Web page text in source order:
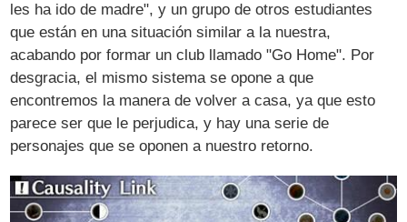
les ha ido de madre", y un grupo de otros estudiantes
que están en una situación similar a la nuestra,
acabando por formar un club llamado "Go Home". Por
desgracia, el mismo sistema se opone a que
encontremos la manera de volver a casa, ya que esto
parece ser que le perjudica, y hay una serie de
personajes que se oponen a nuestro retorno.